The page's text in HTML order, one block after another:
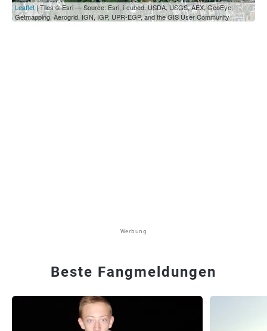
Leaflet| Tiles © Esri — Source: Esri, i-cubed, USDA, USGS, AEX, GeoEye,
Getmapping, Aerogrid, IGN, IGP, UPR-EGP, and the GIS User Community
Werbung
Beste Fangmeldungen